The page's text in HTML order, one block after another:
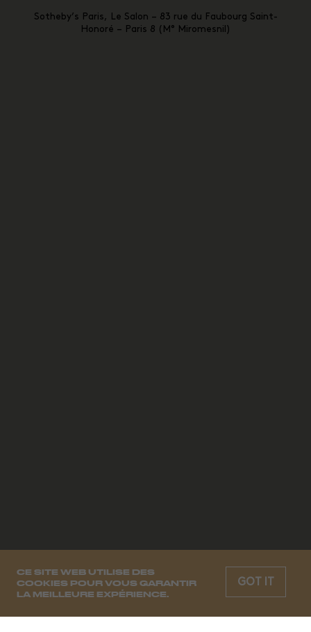
CE SITE WEB UTILISE DES
COOKIES POUR VOUS GARANTIR
LA MEILLEURE EXPÉRIENCE.
GOT IT
Sotheby’s Paris, Le Salon – 83 rue du Faubourg Saint-
Honoré – Paris 8 (M° Miromesnil)